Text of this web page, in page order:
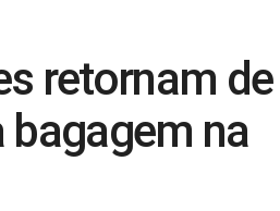
retornam de
na